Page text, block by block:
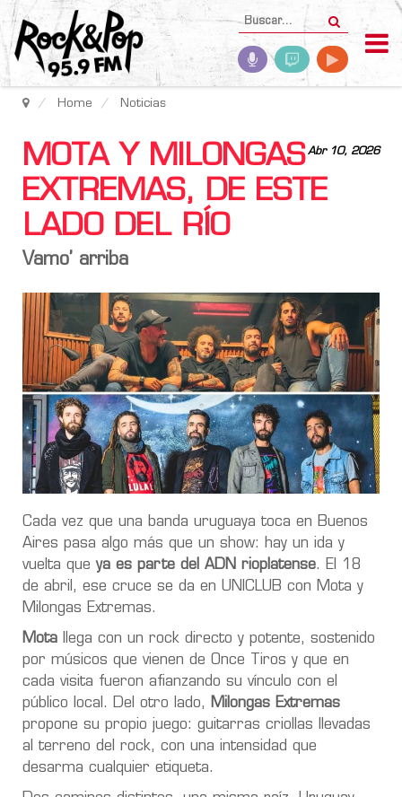
Home Noticias
Abr 10, 2026
MOTA Y MILONGAS
EXTREMAS, DE ESTE
LADO DEL RÍO
Vamo’ arriba
Cada vez que una banda uruguaya toca en Buenos
Aires pasa algo más que un show: hay un ida y
vuelta queya es parte del ADN rioplatense. El 18
de abril, ese cruce se da en UNICLUB con Mota y
Milongas Extremas.
Mota llega con un rock directo y potente, sostenido
por músicos que vienen de Once Tiros y que en
cada visita fueron afianzando su vínculo con el
público local. Del otro lado,
Milongas Extremas
propone su propio juego: guitarras criollas llevadas
al terreno del rock, con una intensidad que
desarma cualquier etiqueta.